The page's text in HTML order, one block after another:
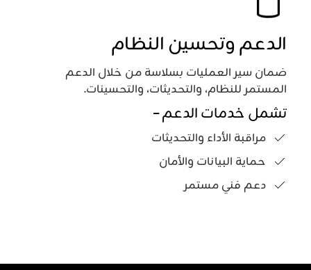
الدعم وتحسين النظام
ضمان سير العمليات بسلاسة من خلال الدعم
المستمر للنظام، والتحديثات، والتحسينات.
تشمل خدمات الدعم –
مراقبة الأداء والتحديثات
حماية البيانات والأمان
دعم فني مستمر